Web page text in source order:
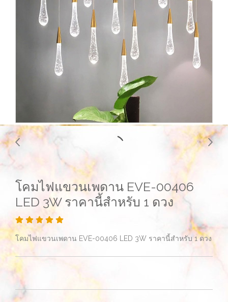
โคมไฟแขวนเพดาน EVE-00406
LED 3W ราคานี้สำหรับ 1 ดวง
โคมไฟแขวนเพดาน EVE-00406 LED 3W ราคานี้สำหรับ 1 ดวง